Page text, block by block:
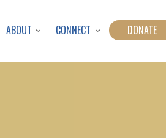
ABOUT CONNECT DONATE